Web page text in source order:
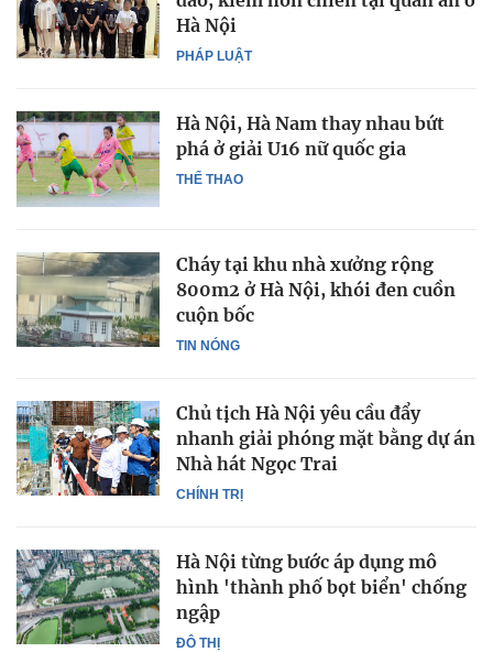
PHÁP LUẬT
Hà Nội
THỂ THAO
Hà Nội, Hà Nam thay nhau bứt
phá ở giải U16 nữ quốc gia
TIN NÓNG
Cháy tại khu nhà xưởng rộng
800m2 ở Hà Nội, khói đen cuồn
cuộn bốc
CHÍNH TRỊ
Chủ tịch Hà Nội yêu cầu đẩy
nhanh giải phóng mặt bằng dự án
Nhà hát Ngọc Trai
ĐÔ THỊ
Hà Nội từng bước áp dụng mô
hình 'thành phố bọt biển' chống
ngập